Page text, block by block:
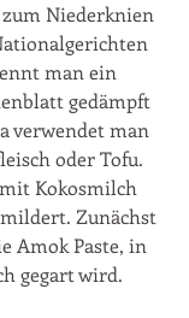
Niederknien
man ein
gedämpft
verwendet man
oder Tofu.
Kokosmilch
Zunächst
Amok Paste, in
gegart wird.